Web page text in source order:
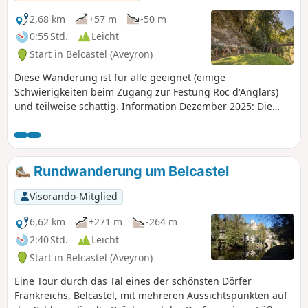
2,68 km +57 m
-50 m
0:55 Std.
Leicht
Start in Belcastel (Aveyron)
Diese Wanderung ist für alle geeignet (einige
Schwierigkeiten beim Zugang zur Festung Roc d'Anglars)
und teilweise schattig. Information Dezember 2025: Die
Wanderung nicht zugänglich.
Rundwanderung um Belcastel
Visorando-Mitglied
6,62 km
+271 m
-264 m
2:40 Std.
Leicht
Start in Belcastel (Aveyron)
Eine Tour durch das Tal eines der schönsten Dörfer
Frankreichs, Belcastel, mit mehreren Aussichtspunkten auf